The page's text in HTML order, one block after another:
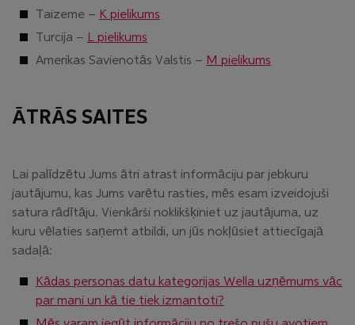
Taizeme – K pielikums
Turcija – L pielikums
Amerikas Savienotās Valstis – M pielikums
ĀTRĀS SAITES
Lai palīdzētu Jums ātri atrast informāciju par jebkuru
jautājumu, kas Jums varētu rasties, mēs esam izveidojuši
satura rādītāju. Vienkārši noklikšķiniet uz jautājuma, uz
kuru vēlaties saņemt atbildi, un jūs nokļūsiet attiecīgajā
sadaļā:
Kādas personas datu kategorijas Wella uzņēmums vāc
par mani un kā tie tiek izmantoti?